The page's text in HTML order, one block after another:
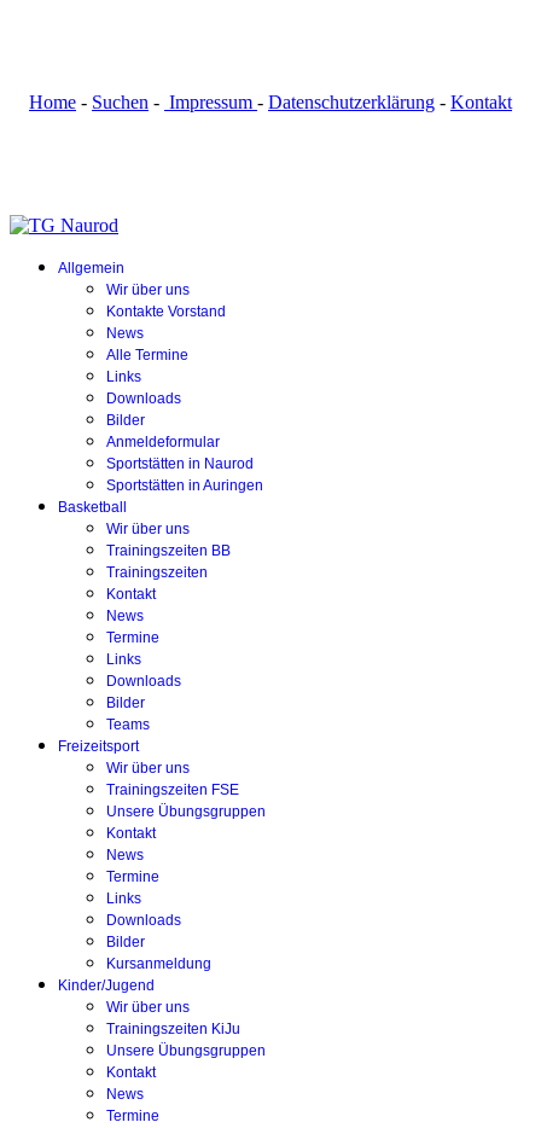
Home - Suchen - Impressum - Datenschutzerklärung - Kontakt
Allgemein
Wir über uns
Kontakte Vorstand
News
Alle Termine
Links
Downloads
Bilder
Anmeldeformular
Sportstätten in Naurod
Sportstätten in Auringen
Basketball
Wir über uns
Trainingszeiten BB
Trainingszeiten
Kontakt
News
Termine
Links
Downloads
Bilder
Teams
Freizeitsport
Wir über uns
Trainingszeiten FSE
Unsere Übungsgruppen
Kontakt
News
Termine
Links
Downloads
Bilder
Kursanmeldung
Kinder/Jugend
Wir über uns
Trainingszeiten KiJu
Unsere Übungsgruppen
Kontakt
News
Termine